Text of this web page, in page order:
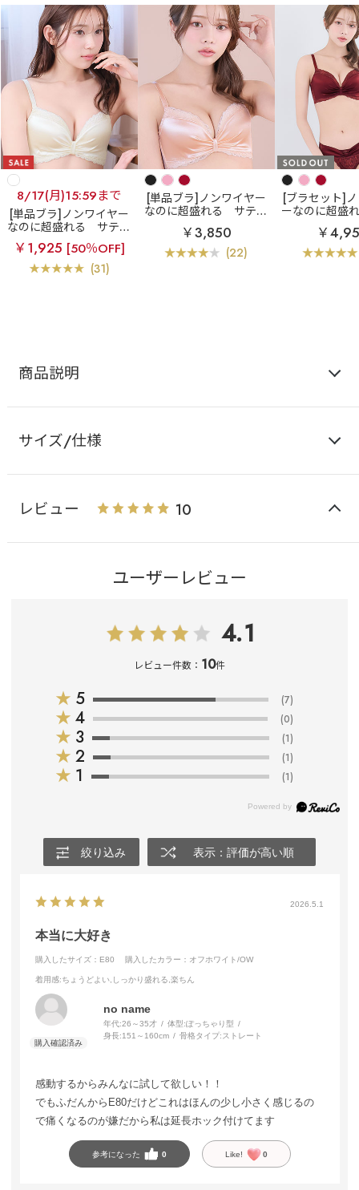
8/17(月)15:59まで
[単品ブラ]ノンワイヤー
なのに超盛れる
サテン
リボン ノンワイヤー 超
盛ブラ(R) 単品ブラジャ
ー
￥1,925 [50％OFF]
(31)
[単品ブラ]ノンワイヤー
なのに超盛れる
サテン
リボン ノンワイヤー 超
盛ブラ(R) 単品ブラジャ
ー
￥3,850
(22)
[ブラセット]
ーなのに超盛
ンリボン ノ
超盛ブラ(R)
ショー
￥
商品説明
サイズ/仕様
レビュー 10
ユーザーレビュー
4.1
レビュー件数： 10件
★ 5 (7)
★ 4 (0)
★ 3 (1)
★ 2 (1)
★ 1 (1)
絞り込み 表示：評価が高い順
2026.5.1
本当に大好き
購入したサイズ：E80 購入したカラー：オフホワイト/OW
着用感:ちょうどよい,しっかり盛れる,楽ちん
no name
年代:26～35才 体型:ぽっちゃり型
身長:151～160cm 骨格タイプ:ストレート
感動するからみんなに試して欲しい！！
でもふだんからE80だけどこれはほんの少し小さく感じるの
で痛くなるのが嫌だから私は延長ホック付けてます
参考になった 0 Like! 0